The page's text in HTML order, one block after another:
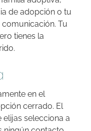
de adopción o tu
Tu
tienes la
en el
cerrado. El
selecciona a